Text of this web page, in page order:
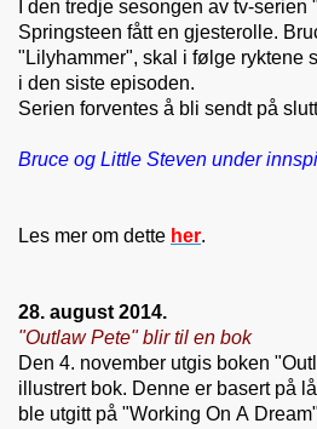
I den tredje sesongen av tv-
Springsteen fått en gjesterolle.
"Lilyhammer", skal i følge ryktene
i den siste episoden.
Serien forventes å bli sendt på
Bruce og Little Steven under
Les mer om dette her.
28. august 2014.
"Outlaw Pete" blir til en bok
Den 4. november utgis boken
illustrert bok. Denne er basert på
ble utgitt på "Working On A